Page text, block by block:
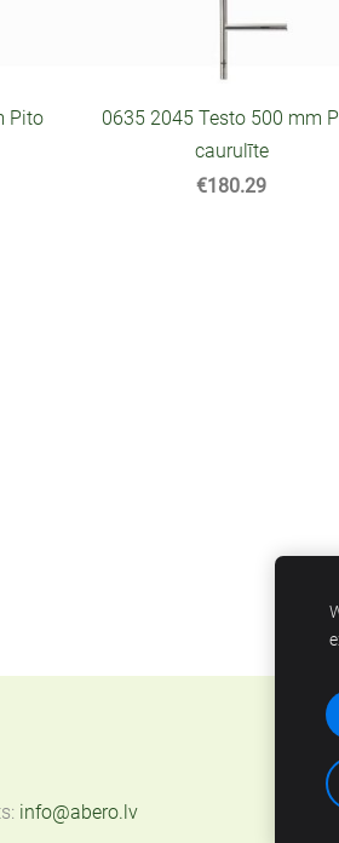
Pito
0635 2045 Testo 500 mm
caurulīte
€180.29
info@abero.lv